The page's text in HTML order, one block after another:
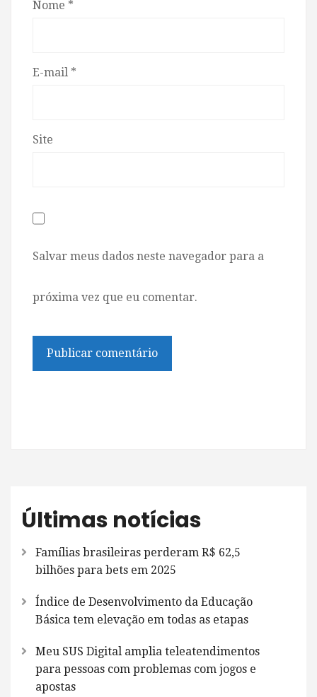
Nome *
E-mail *
Site
Salvar meus dados neste navegador para a
próxima vez que eu comentar.
Últimas notícias
Famílias brasileiras perderam R$ 62,5
bilhões para bets em 2025
Índice de Desenvolvimento da Educação
Básica tem elevação em todas as etapas
Meu SUS Digital amplia teleatendimentos
para pessoas com problemas com jogos e
apostas